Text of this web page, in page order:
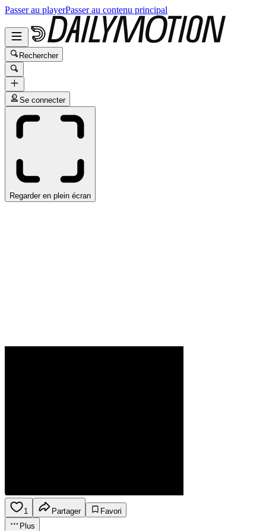
Passer au playerPasser au contenu principal
Rechercher
Se connecter
Regarder en plein écran
1 Partager
Favori
Plus